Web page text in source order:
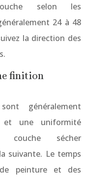
selon les
24 à 48
la direction des
finition
généralement
et une uniformité
couche sécher
suivante. Le temps
peinture et des